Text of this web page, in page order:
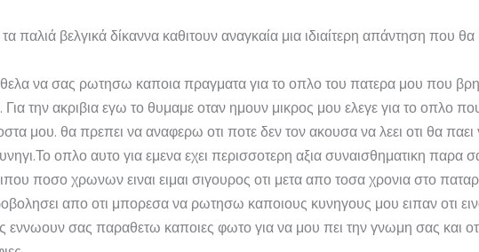
παλιά βελγικά δίκαννα καθιτουν αναγκαία μια ιδιαίτερη απάντηση που
να σας ρωτησω καποια πραγματα για το οπλο του πατερα μου που
την ακριβια εγω το θυμαμε οταν ημουν μικρος μου ελεγε για το οπλο
μου. θα πρεπει να αναφερω οτι ποτε δεν τον ακουσα να λεει οτι θα παει
οπλο αυτο για εμενα εχει περισσοτερη αξια συναισθηματικη
ποσο χρωνων ειναι ειμαι σιγουρος οτι μετα απο τοσα χρονια στο
απο οτι μπορεσα να ρωτησω καποιους κυνηγους μου ειπαν οτι
εννωουν σας παραθετω καποιες φωτο για να μου πει την γνωμη σας και